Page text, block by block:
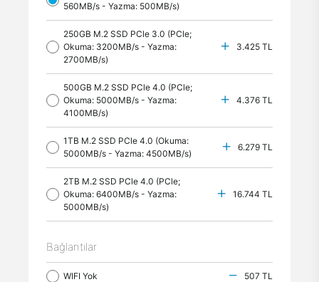
560MB/s - Yazma: 500MB/s)
250GB M.2 SSD PCle 3.0 (PCle;
Okuma: 3200MB/s - Yazma:
2700MB/s)
3.425 TL
500GB M.2 SSD PCle 4.0 (PCle;
Okuma: 5000MB/s - Yazma:
4100MB/s)
4.376 TL
1TB M.2 SSD PCle 4.0 (Okuma:
5000MB/s - Yazma: 4500MB/s)
6.279 TL
2TB M.2 SSD PCle 4.0 (PCle;
Okuma: 6400MB/s - Yazma:
5000MB/s)
16.744 TL
Bağlantılar
WIFI Yok 507 TL